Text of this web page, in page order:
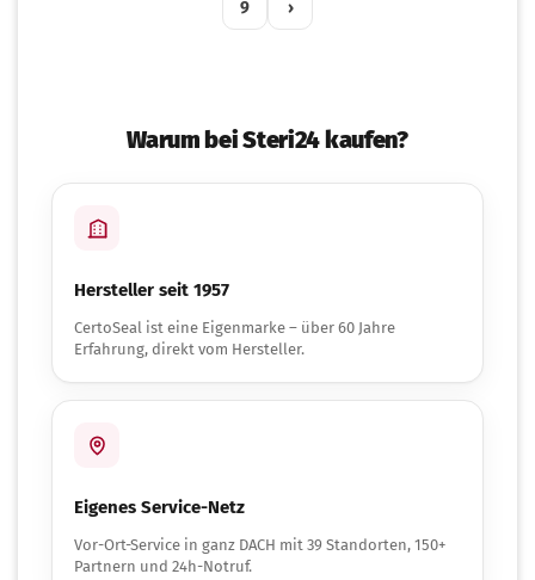
9 ›
Warum bei Steri24 kaufen?
Hersteller seit 1957
CertoSeal ist eine Eigenmarke – über 60 Jahre
Erfahrung, direkt vom Hersteller.
Eigenes Service-Netz
Vor-Ort-Service in ganz DACH mit 39 Standorten, 150+
Partnern und 24h-Notruf.